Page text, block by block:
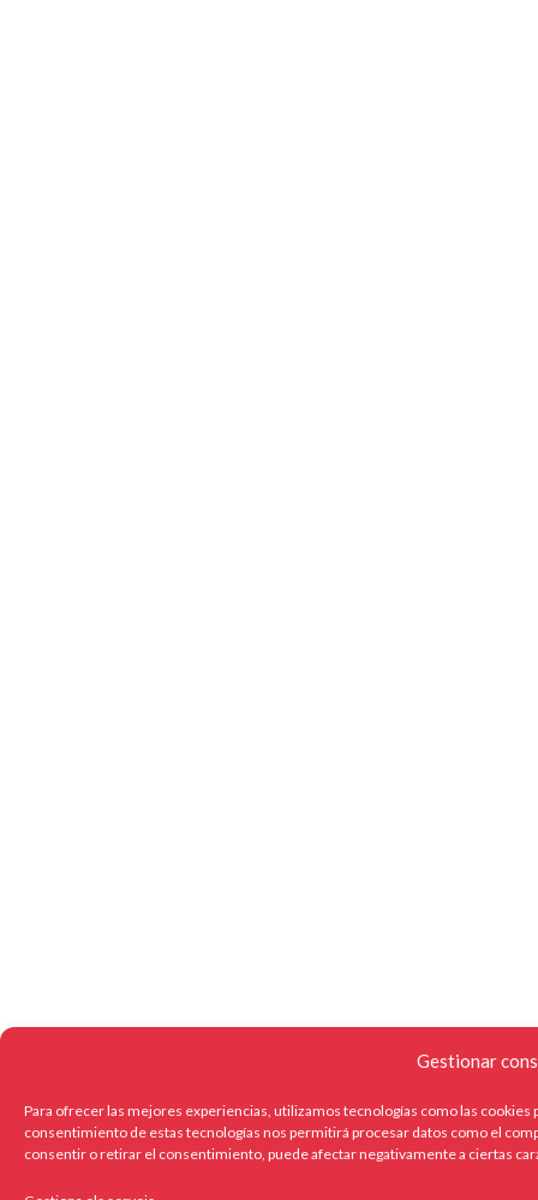
Gestionar
Para ofrecer las mejores experiencias, utilizamos tecnologías como las cookies
consentimiento de estas tecnologías nos permitirá procesar datos como el
consentir o retirar el consentimiento, puede afectar negativamente a ciertas